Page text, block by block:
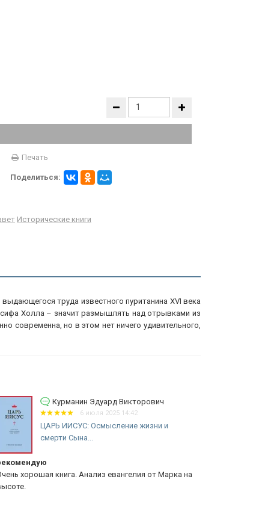
Печать
Поделиться:
Исторические книги
труда известного пуританина ХVI века
Холла – значит размышлять над отрывками из
современна, но в этом нет ничего удивительного,
Курманин Эдуард Викторович
6 июля 2025 14:42
ЦАРЬ ИИСУС: Осмысление жизни и
смерти Сына...
хорошая книга. Анализ евангелия от Марка на